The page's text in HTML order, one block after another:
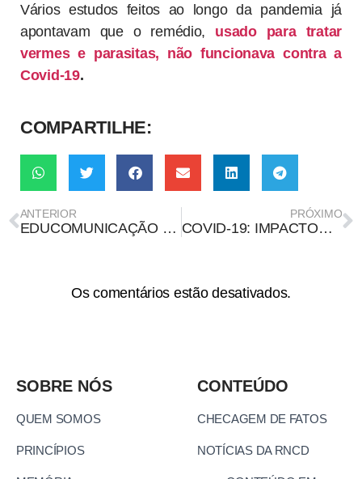
Vários estudos feitos ao longo da pandemia já
apontavam que o remédio, usado para tratar
vermes e parasitas, não funcionava contra a
Covid-19.
COMPARTILHE:
ANTERIOR
EDUCOMUNICAÇÃO SOCIOAMBIENTAL ORIENTA POLÍTICA PÚBLICA PARA JOVENS EM SANTO ANDRÉ (SP)
PRÓXIMO
COVID-19: IMPACTOS NOS CATADORES DE RESÍDUOS
Os comentários estão desativados.
SOBRE NÓS
QUEM SOMOS
PRINCÍPIOS
CONTEÚDO
CHECAGEM DE FATOS
NOTÍCIAS DA RNCD